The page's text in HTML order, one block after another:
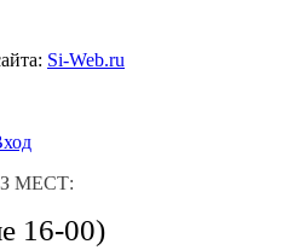
Si-Web.ru
МЕСТ:
16-00)